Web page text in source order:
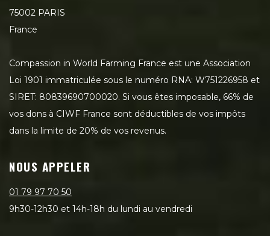
75002 PARIS
France
Compassion in World Farming France est une Association
Loi 1901 immatriculée sous le numéro RNA: W751226958 et
SIRET: 80839690700020. Si vous êtes imposable, 66% de
vos dons à CIWF France sont déductibles de vos impôts
dans la limite de 20% de vos revenus.
NOUS APPELER
01 79 97 70 50
9h30-12h30 et 14h-18h du lundi au vendredi